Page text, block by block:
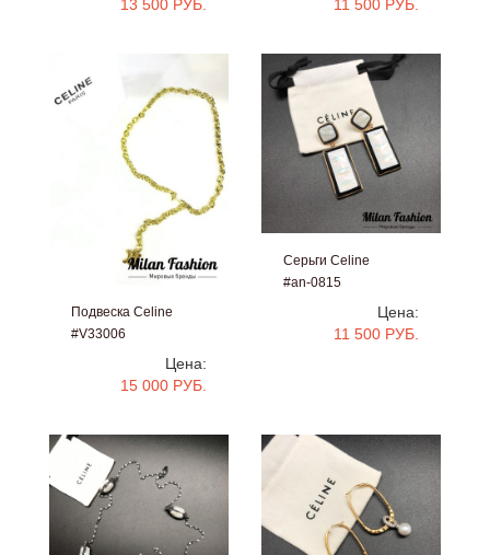
13 500 РУБ.
11 500 РУБ.
Подвеска Celine
#V33006
Цена:
15 000 РУБ.
Серьги Celine
#an-0815
Цена:
11 500 РУБ.